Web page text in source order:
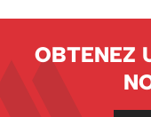
OBTENEZ